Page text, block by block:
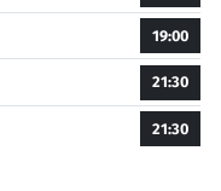
19:00
21:30
21:30